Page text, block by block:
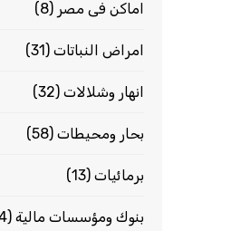
اماكن فى مصر (8)
امراض النباتات (31)
انهار وشلالات (32)
بحار ومحيطات (58)
برمائيات (13)
بنوك ومؤسسات مالية (34)